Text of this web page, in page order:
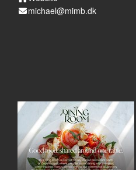
michael@mimb.dk